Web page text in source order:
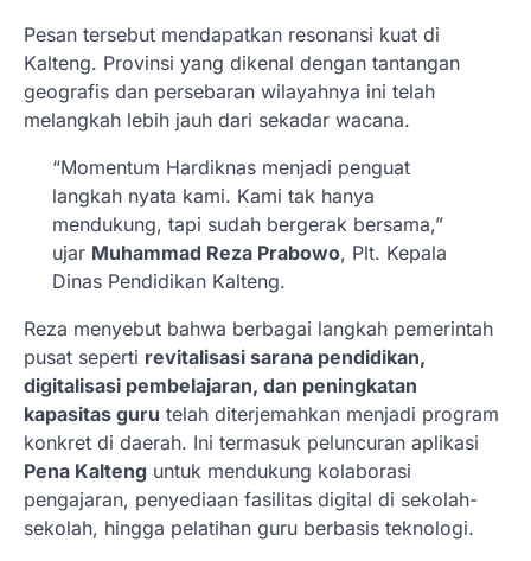
Pesan tersebut mendapatkan resonansi kuat di
Kalteng. Provinsi yang dikenal dengan tantangan
geografis dan persebaran wilayahnya ini telah
melangkah lebih jauh dari sekadar wacana.
“Momentum Hardiknas menjadi penguat
langkah nyata kami. Kami tak hanya
mendukung, tapi sudah bergerak bersama,”
ujar Muhammad Reza Prabowo, Plt. Kepala
Dinas Pendidikan Kalteng.
Reza menyebut bahwa berbagai langkah pemerintah
pusat seperti revitalisasi sarana pendidikan,
digitalisasi pembelajaran, dan peningkatan
kapasitas guru telah diterjemahkan menjadi program
konkret di daerah. Ini termasuk peluncuran aplikasi
Pena Kalteng untuk mendukung kolaborasi
pengajaran, penyediaan fasilitas digital di sekolah-
sekolah, hingga pelatihan guru berbasis teknologi.